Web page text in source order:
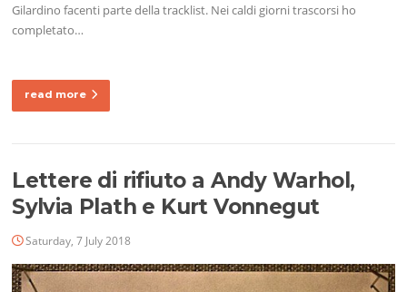
Gilardino facenti parte della tracklist. Nei caldi giorni trascorsi ho
completato…
read more
Lettere di rifiuto a Andy Warhol,
Sylvia Plath e Kurt Vonnegut
Saturday, 7 July 2018